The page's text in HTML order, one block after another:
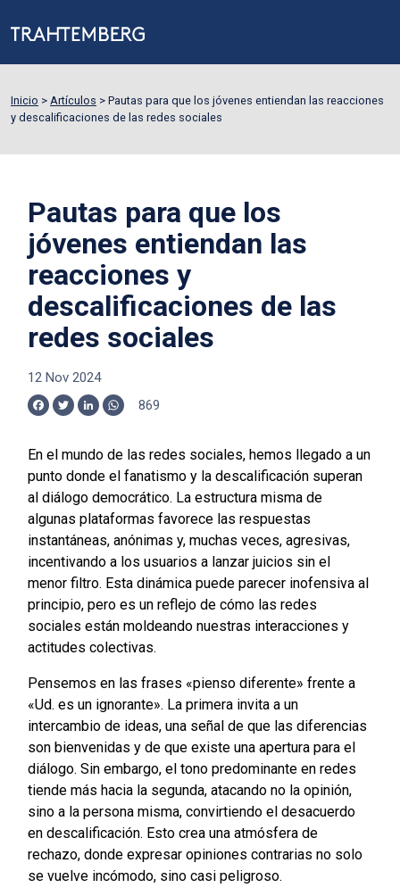
Inicio > Artículos > Pautas para que los jóvenes entiendan las reacciones
y descalificaciones de las redes sociales
Pautas para que los
jóvenes entiendan las
reacciones y
descalificaciones de las
redes sociales
12 Nov 2024
Facebook
TwitterLinkedInWhatsApp
869
En el mundo de las redes sociales, hemos llegado a un
punto donde el fanatismo y la descalificación superan
al diálogo democrático. La estructura misma de
algunas plataformas favorece las respuestas
instantáneas, anónimas y, muchas veces, agresivas,
incentivando a los usuarios a lanzar juicios sin el
menor filtro. Esta dinámica puede parecer inofensiva al
principio, pero es un reflejo de cómo las redes
sociales están moldeando nuestras interacciones y
actitudes colectivas.
Pensemos en las frases «pienso diferente» frente a
«Ud. es un ignorante». La primera invita a un
intercambio de ideas, una señal de que las diferencias
son bienvenidas y de que existe una apertura para el
diálogo. Sin embargo, el tono predominante en redes
tiende más hacia la segunda, atacando no la opinión,
sino a la persona misma, convirtiendo el desacuerdo
en descalificación. Esto crea una atmósfera de
rechazo, donde expresar opiniones contrarias no solo
se vuelve incómodo, sino casi peligroso.